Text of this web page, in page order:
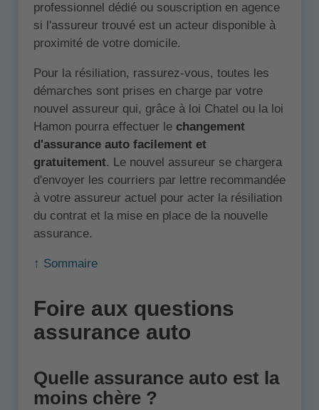
professionnel dédié ou souscription en agence
si l'assureur trouvé est un acteur disponible à
proximité de votre domicile.
Pour la résiliation, rassurez-vous, toutes les
démarches sont prises en charge par votre
nouvel assureur qui, grâce à loi Chatel ou la loi
Hamon pourra effectuer le changement
d'assurance auto facilement et
gratuitement. Le nouvel assureur se chargera
d'envoyer les courriers par lettre recommandée
à votre assureur actuel pour acter la résiliation
du contrat et la mise en place de la nouvelle
assurance.
↑ Sommaire
Foire aux questions
assurance auto
Quelle assurance auto est la
moins chère ?